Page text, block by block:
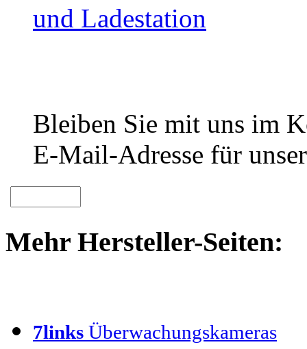
und Ladestation
Bleiben Sie mit uns im
E-Mail-Adresse für
Mehr Hersteller-Seiten:
7links Überwachungskameras